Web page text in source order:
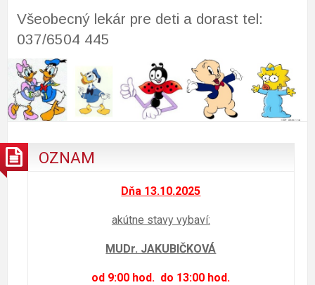
Všeobecný lekár pre deti a dorast tel:
037/6504 445
OZNAM
Dňa 13.10.2025
akútne stavy vybaví:
MUDr. JAKUBIČKOVÁ
od 9:00 hod. do 13:00 hod.